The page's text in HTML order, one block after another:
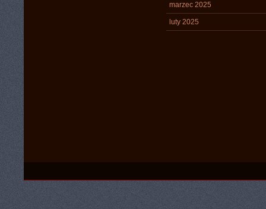
marzec 2025
luty 2025